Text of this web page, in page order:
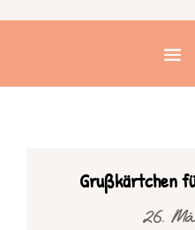
Grußkärtchen
26.